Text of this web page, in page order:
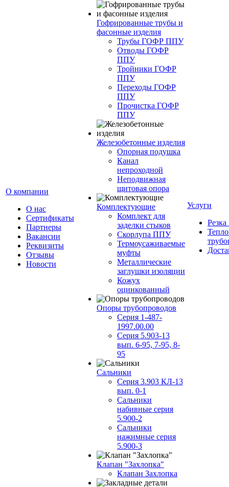
О компании
О нас
Сертификаты
Партнеры
Вакансии
Реквизиты
Отзывы
Новости
Гофрированные трубы и
фасонные изделия
Трубы ГОФР ППУ
Отводы ГОФР
ППУ
Тройники ГОФР
ППУ
Переходы ГОФР
ППУ
Прочистка ГОФР
ППУ
Железобетонные изделия
Опорная подушка
Канал
непроходной
Неподвижная
щитовая опора
Комплектующие
Комплект для
заделки стыков
Скорлупа ППУ
Термоусаживаемые
муфты
Металлические
заглушки изоляции
Кожух
оцинкованный
Опоры трубопроводов
Серия 1-487-
1997.00.00
Серия 5.903-13
вып. 6-95, 7-95, 8-
95
Сальники
Серия 3.903 КЛ-13
вып. 0-1
Сальники
набивные серия
5.900-2
Сальники
нажимные серия
5.900-3
Клапан "Захлопка"
Клапан Захлопка
Услуги
Резка